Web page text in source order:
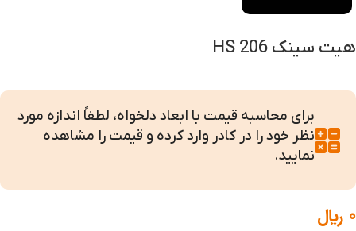
هیت سینک HS 206
برای محاسبه قیمت با ابعاد دلخواه، لطفاً اندازه مورد
نظر خود را در کادر وارد کرده و قیمت را مشاهده
نمایید.
0 ﷼